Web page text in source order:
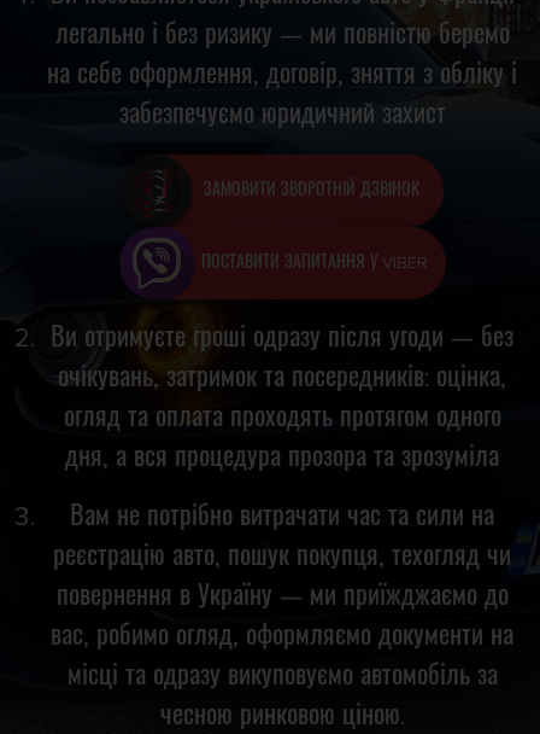
легально і без ризику — ми повністю беремо
на себе оформлення, договір, зняття з обліку і
забезпечуємо юридичний захист
ЗАМОВИТИ ЗВОРОТНІЙ ДЗВІНОК
ПОСТАВИТИ ЗАПИТАННЯ У VIBER
Ви отримуєте гроші одразу після угоди — без
очікувань, затримок та посередників: оцінка,
огляд та оплата проходять протягом одного
дня, а вся процедура прозора та зрозуміла
Вам не потрібно витрачати час та сили на
реєстрацію авто, пошук покупця, техогляд чи
повернення в Україну — ми приїжджаємо до
вас, робимо огляд, оформляємо документи на
місці та одразу викуповуємо автомобіль за
чесною ринковою ціною.